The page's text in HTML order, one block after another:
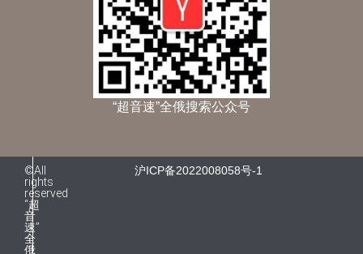
“超音速”全俄搜索公众号
©All
rights
reserved
“超
音
速”
全
俄
沪ICP备2022008058号-1